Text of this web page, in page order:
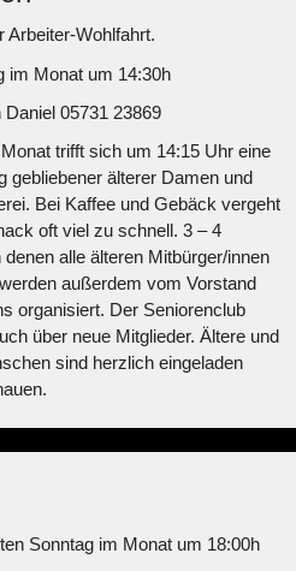
Arbeiter-Wohlfahrt.
im Monat um 14:30h
05731 23869
trifft sich um 14:15 Uhr eine
gebliebener älterer Damen und
Bei Kaffee und Gebäck vergeht
oft viel zu schnell. 3 – 4
alle älteren Mitbürger/innen
außerdem vom Vorstand
organisiert. Der Seniorenclub
über neue Mitglieder. Ältere und
sind herzlich eingeladen
Sonntag im Monat um 18:00h